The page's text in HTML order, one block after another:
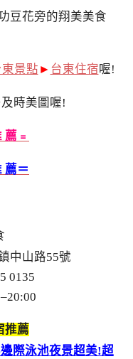
豆花旁的翔美美食
東景點 ► 台東住宿喔!
時美圖喔!
薦﹦
薦＝
中山路55號
0135
推薦
際泳池夜景超美!超